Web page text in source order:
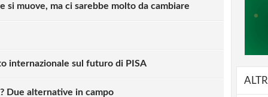
si muove, ma ci sarebbe molto da cambiare
internazionale sul futuro di PISA
Due alternative in campo
del giorno delle loro convocazioni non
gli indirizzi generali” esprimendoli